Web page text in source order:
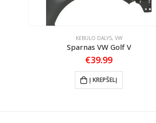
KĖBULO DALYS, VW
Sparnas VW Golf V
€39.99
Į KREPŠELĮ